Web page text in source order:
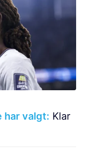
har valgt: Klar